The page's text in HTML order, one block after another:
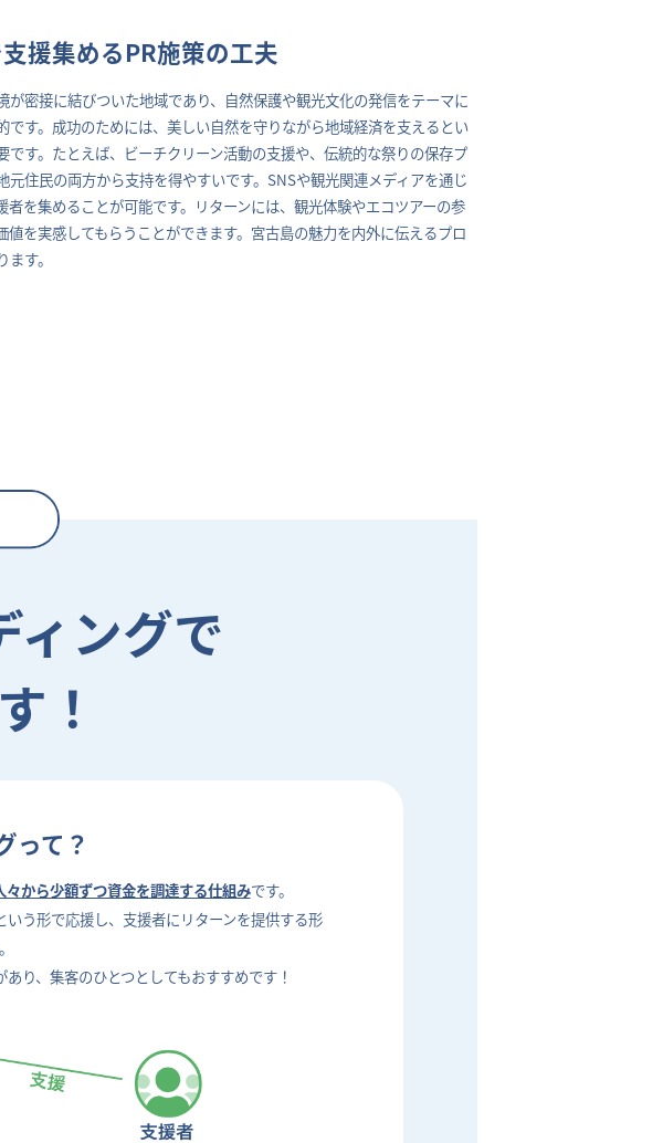
援集めるPR施策の工夫
が密接に結びついた地域であり、自然保護や観光文化の発信をテーマに
です。成功のためには、美しい自然を守りながら地域経済を支えるとい
です。たとえば、ビーチクリーン活動の支援や、伝統的な祭りの保存プ
元住民の両方から支持を得やすいです。SNSや観光関連メディアを通じ
者を集めることが可能です。リターンには、観光体験やエコツアーの参
値を実感してもらうことができます。宮古島の魅力を内外に伝えるプロ
す。
ィングで
！
って？
々から少額ずつ資金を調達する仕組みです。
う形で応援し、支援者にリターンを提供する形
り、 集客のひとつとしてもおすすめです！